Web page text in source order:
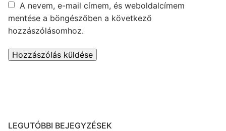
A nevem, e-mail címem, és weboldalcímem
mentése a böngészőben a következő
hozzászólásomhoz.
LEGUTÓBBI BEJEGYZÉSEK